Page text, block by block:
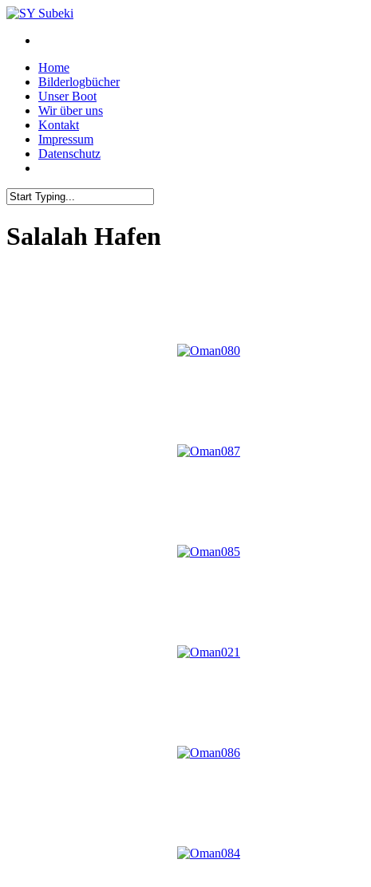
Skip
main
Menu
Home
Bilderlogbücher
Unser Boot
Wir über uns
Kontakt
Impressum
Datenschutz
Search
Salalah Hafen